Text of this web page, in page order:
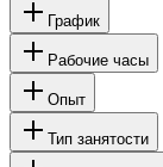
График
Рабочие часы
Опыт
Тип занятости